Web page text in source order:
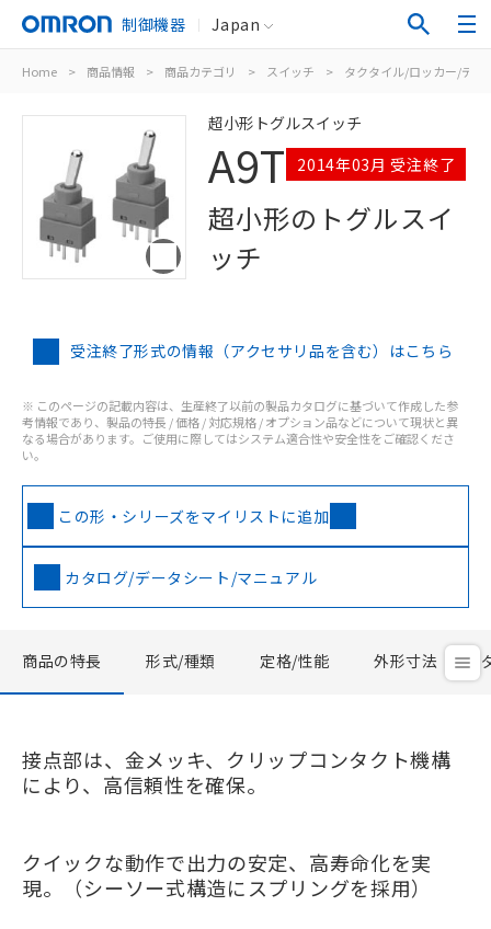
制御機器 Japan
Home > 商品情報 > 商品カテゴリ > スイッチ > タクタイル/ロッカー/ディ
超小形トグルスイッチ
A9T 2014年03月 受注終了
超小形のトグルスイ
ッチ
受注終了形式の情報（アクセサリ品を含む）はこちら
※ このページの記載内容は、生産終了以前の製品カタログに基づいて作成した参
考情報であり、製品の特長 / 価格 / 対応規格 / オプション品などについて現状と異
なる場合があります。ご使用に際してはシステム適合性や安全性をご確認くださ
い。
この形・シリーズをマイリストに追加
カタログ/データシート/マニュアル
商品の特長 形式/種類 定格/性能 外形寸法
接点部は、金メッキ、クリップコンタクト機構
により、高信頼性を確保。
クイックな動作で出力の安定、高寿命化を実
現。（シーソー式構造にスプリングを採用）